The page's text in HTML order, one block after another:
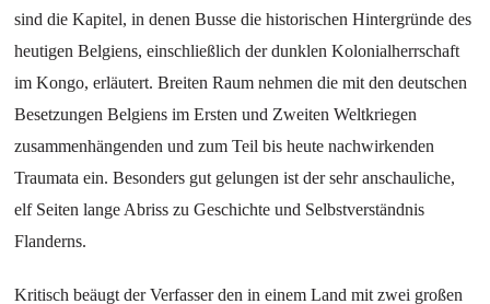
sind die Kapitel, in denen Busse die historischen Hintergründe des
heutigen Belgiens, einschließlich der dunklen Kolonialherrschaft
im Kongo, erläutert. Breiten Raum nehmen die mit den deutschen
Besetzungen Belgiens im Ersten und Zweiten Weltkriegen
zusammenhängenden und zum Teil bis heute nachwirkenden
Traumata ein. Besonders gut gelungen ist der sehr anschauliche,
elf Seiten lange Abriss zu Geschichte und Selbstverständnis
Flanderns.
Kritisch beäugt der Verfasser den in einem Land mit zwei großen